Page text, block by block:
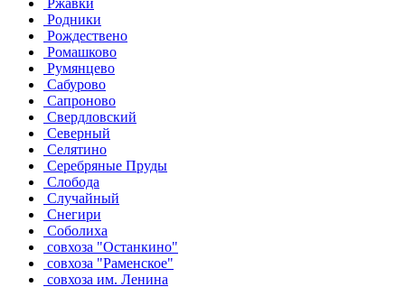
Ржавки
Родники
Рождествено
Ромашково
Румянцево
Сабурово
Сапроново
Свердловский
Северный
Селятино
Серебряные Пруды
Слобода
Случайный
Снегири
Соболиха
совхоза "Останкино"
совхоза "Раменское"
совхоза им. Ленина